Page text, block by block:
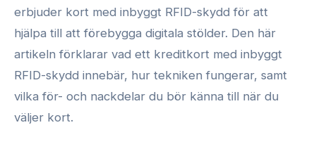
erbjuder kort med inbyggt RFID-skydd för att
hjälpa till att förebygga digitala stölder. Den här
artikeln förklarar vad ett kreditkort med inbyggt
RFID-skydd innebär, hur tekniken fungerar, samt
vilka för- och nackdelar du bör känna till när du
väljer kort.